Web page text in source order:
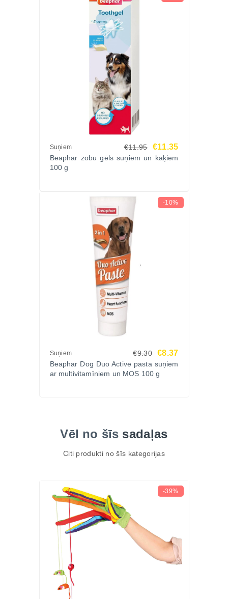
Suņiem €11.95 €11.35
Beaphar zobu gēls suņiem un kaķiem
100 g
-10%
Suņiem €9.30 €8.37
Beaphar Dog Duo Active pasta suņiem
ar multivitamīniem un MOS 100 g
Vēl no šīs sadaļas
Citi produkti no šīs kategorijas
-39%